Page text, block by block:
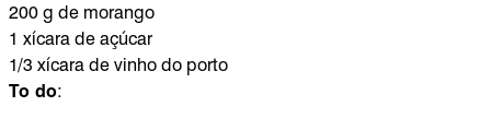
200 g de morango
1 xícara de açúcar
1/3 xícara de vinho do porto
To do: